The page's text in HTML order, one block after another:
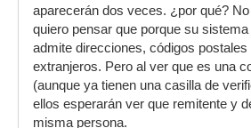
aparecerán dos veces. ¿por qué?
quiero pensar que porque su
admite direcciones, códigos postales
extranjeros. Pero al ver que es una
(aunque ya tienen una casilla de
ellos esperarán ver que remitente y
misma persona.